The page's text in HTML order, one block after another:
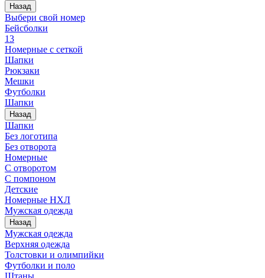
Назад
Выбери свой номер
Бейсболки
13
Номерные с сеткой
Шапки
Рюкзаки
Мешки
Футболки
Шапки
Назад
Шапки
Без логотипа
Без отворота
Номерные
С отворотом
С помпоном
Детские
Номерные НХЛ
Мужская одежда
Назад
Мужская одежда
Верхняя одежда
Толстовки и олимпийки
Футболки и поло
Штаны